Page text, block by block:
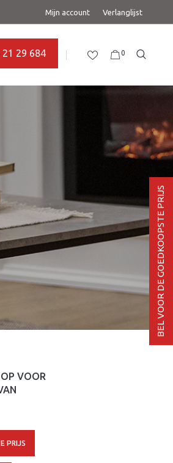
Mijn account Verlanglijst
0
21 29 684
VOOR
PRIJS
BEL VOOR DE GOEDKOOPSTE PRIJS